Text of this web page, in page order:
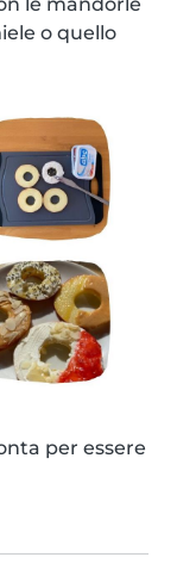
le mandorle
o quello
per essere